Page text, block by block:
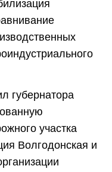
губернатора
участка
Волгодонская и